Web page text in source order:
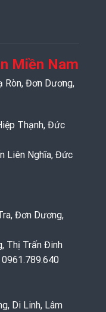
Miền Nam
Ròn, Đơn Dương,
Thạnh, Đức
Liên Nghĩa, Đức
Đơn Dương,
Thị Trấn Đinh
Di Linh, Lâm